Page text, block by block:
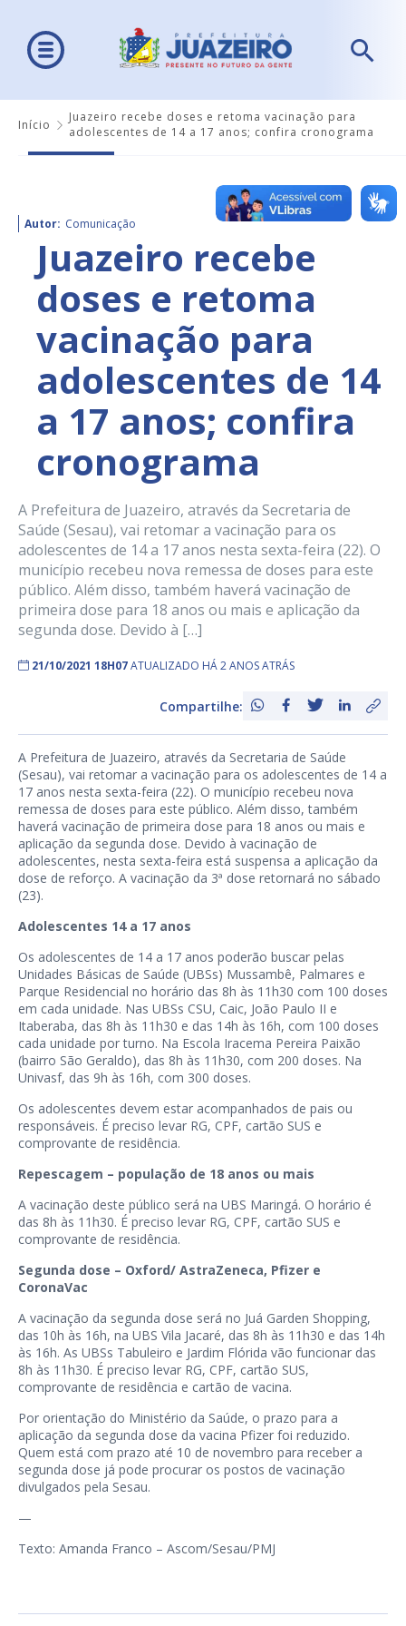
Início
Juazeiro recebe doses e retoma vacinação para
adolescentes de 14 a 17 anos; confira cronograma
Autor: Comunicação
Juazeiro recebe
doses e retoma
vacinação para
adolescentes de 14
a 17 anos; confira
cronograma
A Prefeitura de Juazeiro, através da Secretaria de
Saúde (Sesau), vai retomar a vacinação para os
adolescentes de 14 a 17 anos nesta sexta-feira (22). O
município recebeu nova remessa de doses para este
público. Além disso, também haverá vacinação de
primeira dose para 18 anos ou mais e aplicação da
segunda dose. Devido à […]
21/10/2021 18H07ATUALIZADO HÁ 2 ANOS ATRÁS
Compartilhe:
A Prefeitura de Juazeiro, através da Secretaria de Saúde
(Sesau), vai retomar a vacinação para os adolescentes de 14 a
17 anos nesta sexta-feira (22). O município recebeu nova
remessa de doses para este público. Além disso, também
haverá vacinação de primeira dose para 18 anos ou mais e
aplicação da segunda dose. Devido à vacinação de
adolescentes, nesta sexta-feira está suspensa a aplicação da
dose de reforço. A vacinação da 3ª dose retornará no sábado
(23).
Adolescentes 14 a 17 anos
Os adolescentes de 14 a 17 anos poderão buscar pelas
Unidades Básicas de Saúde (UBSs) Mussambê, Palmares e
Parque Residencial no horário das 8h às 11h30 com 100 doses
em cada unidade. Nas UBSs CSU, Caic, João Paulo II e
Itaberaba, das 8h às 11h30 e das 14h às 16h, com 100 doses
cada unidade por turno. Na Escola Iracema Pereira Paixão
(bairro São Geraldo), das 8h às 11h30, com 200 doses. Na
Univasf, das 9h às 16h, com 300 doses.
Os adolescentes devem estar acompanhados de pais ou
responsáveis. É preciso levar RG, CPF, cartão SUS e
comprovante de residência.
Repescagem – população de 18 anos ou mais
A vacinação deste público será na UBS Maringá. O horário é
das 8h às 11h30. É preciso levar RG, CPF, cartão SUS e
comprovante de residência.
Segunda dose – Oxford/ AstraZeneca, Pfizer e
CoronaVac
A vacinação da segunda dose será no Juá Garden Shopping,
das 10h às 16h, na UBS Vila Jacaré, das 8h às 11h30 e das 14h
às 16h. As UBSs Tabuleiro e Jardim Flórida vão funcionar das
8h às 11h30. É preciso levar RG, CPF, cartão SUS,
comprovante de residência e cartão de vacina.
Por orientação do Ministério da Saúde, o prazo para a
aplicação da segunda dose da vacina Pfizer foi reduzido.
Quem está com prazo até 10 de novembro para receber a
segunda dose já pode procurar os postos de vacinação
divulgados pela Sesau.
—
Texto: Amanda Franco – Ascom/Sesau/PMJ